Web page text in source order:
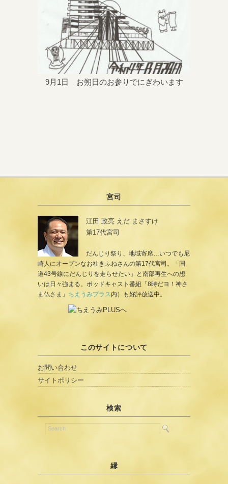
9月1日 お朔日のお参りでにぎわいます
宮司
江田 政亮 えだ まさすけ
第17代宮司
だんじり祭り、地域寄席…いつでも尼
崎人にオープンなお社きふねさんの第17代宮司。「国
道43号線にだんじりを走らせたい」と南部再生への想
いは日々強まる。ポッドキャスト番組「8時だヨ！神さ
ま仏さま」 ちえうみプラス内）も好評放送中。
このサイトについて
お問い合わせ
サイトポリシー
検索
縁